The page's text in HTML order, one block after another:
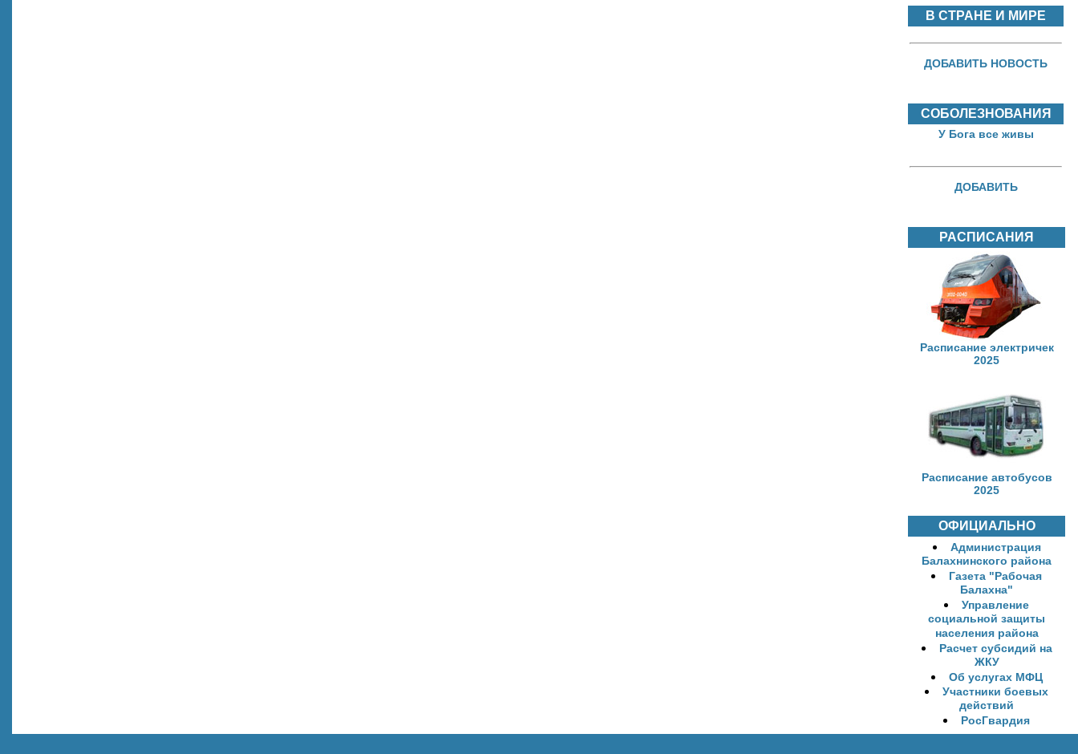
В СТРАНЕ И МИРЕ
ДОБАВИТЬ НОВОСТЬ
СОБОЛЕЗНОВАНИЯ
У Бога все живы
ДОБАВИТЬ
РАСПИСАНИЯ
Расписание электричек
2025
Расписание автобусов
2025
ОФИЦИАЛЬНО
Администрация
Балахнинского района
Газета "Рабочая
Балахна"
Управление
социальной защиты
населения района
Расчет субсидий на
ЖКУ
Об услугах МФЦ
Участники боевых
действий
РосГвардия